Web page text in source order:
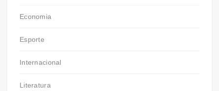
Economia
Esporte
Internacional
Literatura